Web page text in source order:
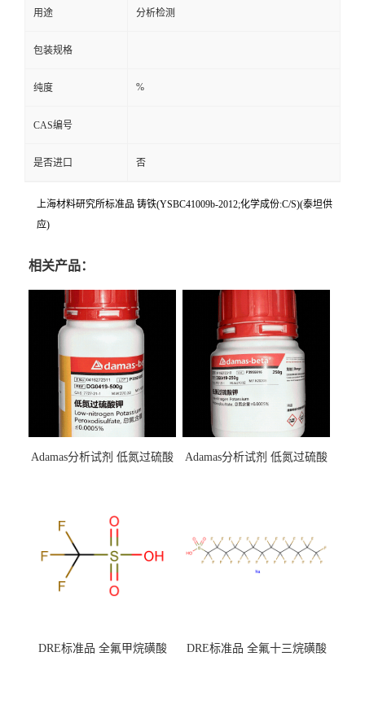
用途 分析检测
包装规格
纯度 %
CAS编号
是否进口 否
上海材料研究所标准品 铸铁(YSBC41009b-2012;化学成份:C/S)(泰坦供
应)
相关产品：
Adamas分析试剂 低氮过硫酸
（泰坦现货供应）
Adamas分析试剂 低氮过硫酸
DRE标准品 全氟甲烷磺酸
DRE标准品 全氟十三烷磺酸